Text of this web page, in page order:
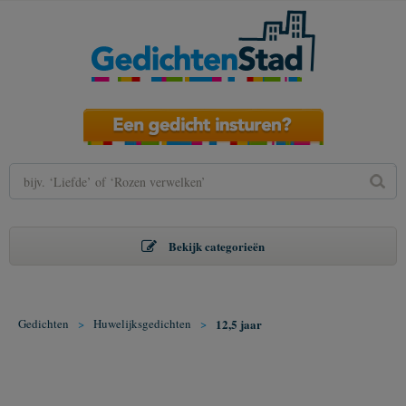
Bekijk categorieën
Gedichten > Huwelijksgedichten > 12,5 jaar